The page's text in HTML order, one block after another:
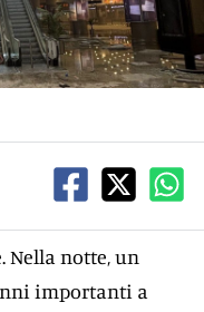
Nella notte, un
importanti a